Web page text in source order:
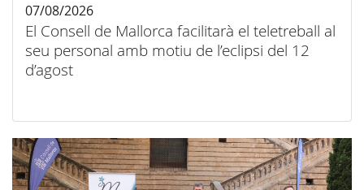
El Consell de Mallorca facilitarà el teletreball al
seu personal amb motiu de l’eclipsi del 12
d’agost
07/08/2026